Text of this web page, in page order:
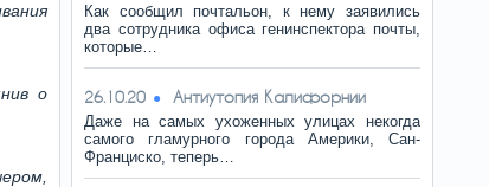
о
Как сообщил почтальон, к нему заявились
два сотрудника офиса генинспектора почты,
которые…
26.10.20 Антиутопия Калифорнии
Даже на самых ухоженных улицах некогда
самого гламурного города Америки, Сан-
Франциско, теперь…